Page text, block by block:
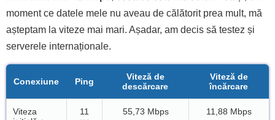
moment ce datele mele nu aveau de călătorit prea mult, mă
așteptam la viteze mai mari. Așadar, am decis să testez și
serverele internaționale.
Conexiune Ping
Viteză de
descărcare
Viteză de
încărcare
Viteza
11
55,73 Mbps 11,88 Mbps